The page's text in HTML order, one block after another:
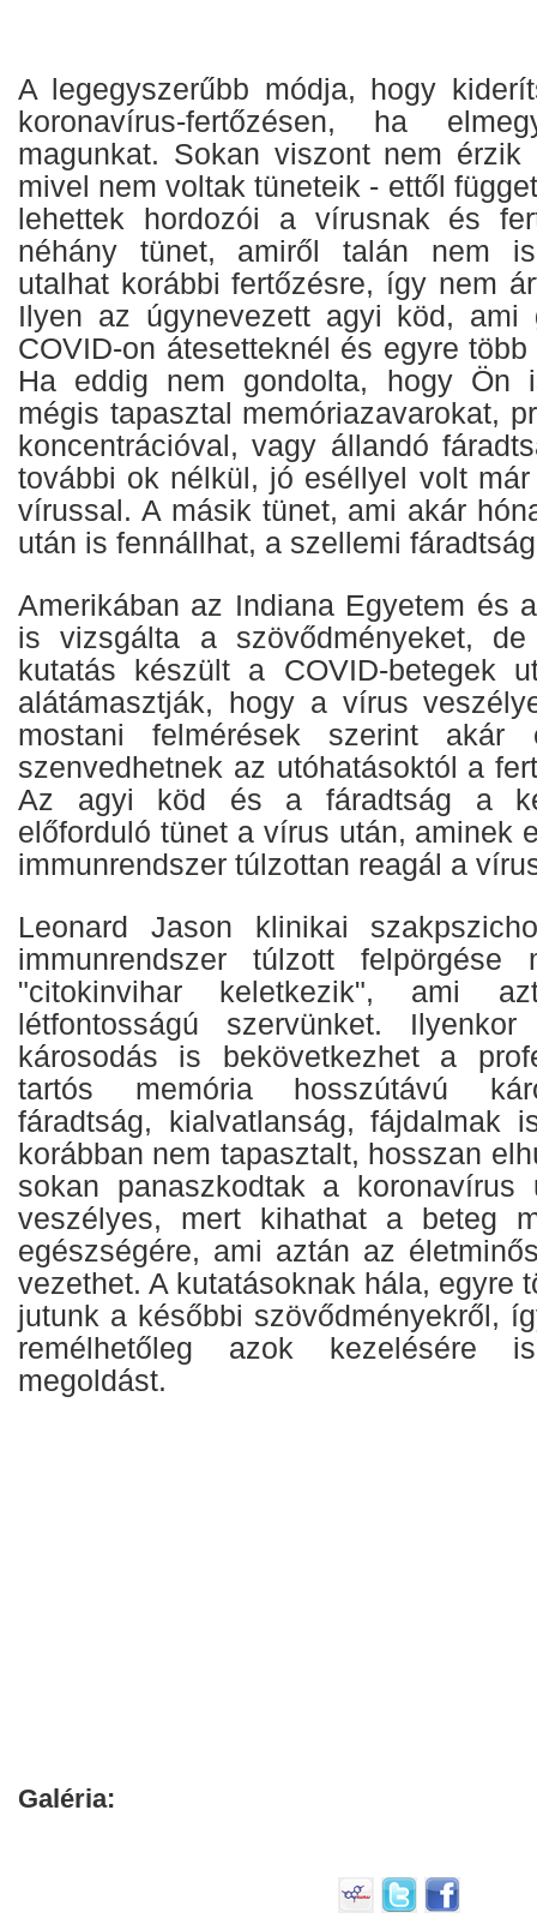
A legegyszerűbb módja, hogy
koronavírus-fertőzésen, ha
magunkat. Sokan viszont nem érzik
mivel nem voltak tüneteik - ettől
lehettek hordozói a vírusnak és
néhány tünet, amiről talán nem
utalhat korábbi fertőzésre, így nem
Ilyen az úgynevezett agyi köd, ami
COVID-on átesetteknél és egyre
Ha eddig nem gondolta, hogy Ön
mégis tapasztal memóriazavarokat,
koncentrációval, vagy állandó
további ok nélkül, jó eséllyel volt
vírussal. A másik tünet, ami akár
után is fennállhat, a szellemi
Amerikában az Indiana Egyetem és
is vizsgálta a szövődményeket,
kutatás készült a COVID-betegek
alátámasztják, hogy a vírus
mostani felmérések szerint
szenvedhetnek az utóhatásoktól a
Az agyi köd és a fáradtság a
előforduló tünet a vírus után, aminek
immunrendszer túlzottan reagál a
Leonard Jason klinikai
immunrendszer túlzott
"citokinvihar keletkezik", ami
létfontosságú szervünket.
károsodás is bekövetkezhet a
tartós memória hosszútávú
fáradtság, kialvatlanság, fájdalmak
korábban nem tapasztalt, hosszan
sokan panaszkodtak a
veszélyes, mert kihathat a beteg
egészségére, ami aztán az
vezethet. A kutatásoknak hála, egyre
jutunk a későbbi szövődményekről,
remélhetőleg azok kezelésére
megoldást.
Galéria: